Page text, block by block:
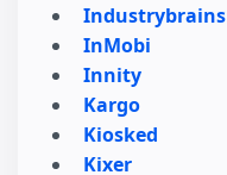
Industrybrains
InMobi
Innity
Kargo
Kiosked
Kixer